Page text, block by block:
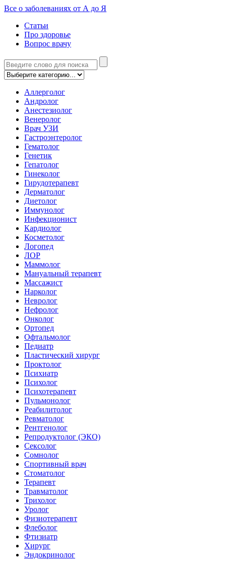
Все о заболеваниях от А до Я
Статьи
Про здоровье
Вопрос врачу
Аллерголог
Андролог
Анестезиолог
Венеролог
Врач УЗИ
Гастроэнтеролог
Гематолог
Генетик
Гепатолог
Гинеколог
Гирудотерапевт
Дерматолог
Диетолог
Иммунолог
Инфекционист
Кардиолог
Косметолог
Логопед
ЛОР
Маммолог
Мануальный терапевт
Массажист
Нарколог
Невролог
Нефролог
Онколог
Ортопед
Офтальмолог
Педиатр
Пластический хирург
Проктолог
Психиатр
Психолог
Психотерапевт
Пульмонолог
Реабилитолог
Ревматолог
Рентгенолог
Репродуктолог (ЭКО)
Сексолог
Сомнолог
Спортивный врач
Стоматолог
Терапевт
Травматолог
Трихолог
Уролог
Физиотерапевт
Флеболог
Фтизиатр
Хирург
Эндокринолог